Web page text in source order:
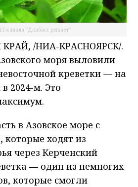
канала "Донбасс решает"
/НИА-КРАСНОЯРСК/.
моря выловили
креветки — на
2024-м. Это
в Азовское море с
ходят из
через Керченский
— один из немногих
которые смогли